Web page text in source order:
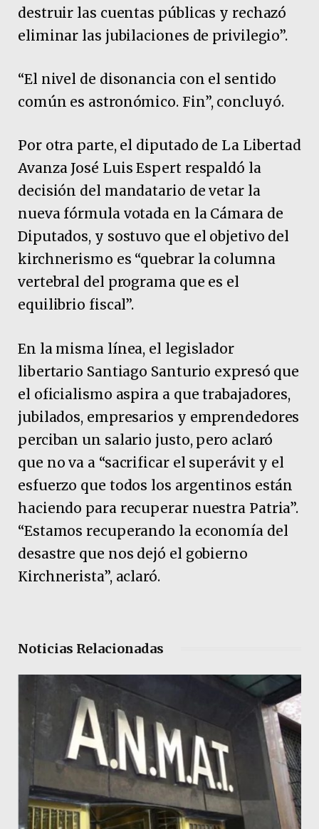
destruir las cuentas públicas y rechazó
eliminar las jubilaciones de privilegio”.
“El nivel de disonancia con el sentido
común es astronómico. Fin”, concluyó.
Por otra parte, el diputado de La Libertad
Avanza José Luis Espert respaldó la
decisión del mandatario de vetar la
nueva fórmula votada en la Cámara de
Diputados, y sostuvo que el objetivo del
kirchnerismo es “quebrar la columna
vertebral del programa que es el
equilibrio fiscal”.
En la misma línea, el legislador
libertario Santiago Santurio expresó que
el oficialismo aspira a que trabajadores,
jubilados, empresarios y emprendedores
perciban un salario justo, pero aclaró
que no va a “sacrificar el superávit y el
esfuerzo que todos los argentinos están
haciendo para recuperar nuestra Patria”.
“Estamos recuperando la economía del
desastre que nos dejó el gobierno
Kirchnerista”, aclaró.
Noticias Relacionadas